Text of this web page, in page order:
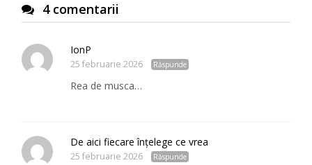
4 comentarii
IonP
25 februarie 2026 Răspunde
Rea de musca…
De aici fiecare înțelege ce vrea
25 februarie 2026 Răspunde